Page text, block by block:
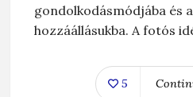
gondolkodásmódjába és
hozzáállásukba. A fotós
5